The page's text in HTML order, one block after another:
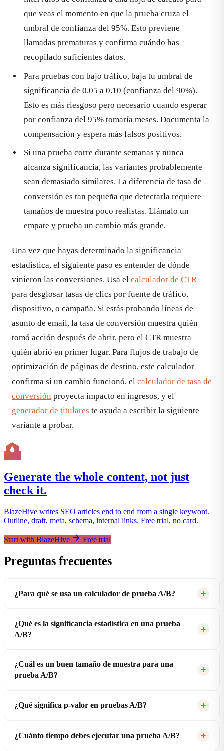
que veas el momento en que la prueba cruza el
umbral de confianza del 95%. Esto previene
llamadas prematuras y confirma cuándo has
recopilado suficientes datos.
Para pruebas con bajo tráfico, baja tu umbral de
significancia de 0.05 a 0.10 (confianza del 90%).
Esto es más riesgoso pero necesario cuando esperar
por confianza del 95% tomaría meses. Documenta la
compensación y espera más falsos positivos.
Si una prueba corre durante semanas y nunca
alcanza significancia, las variantes probablemente
sean demasiado similares. La diferencia de tasa de
conversión es tan pequeña que detectarla requiere
tamaños de muestra poco realistas. Llámalo un
empate y prueba un cambio más grande.
Una vez que hayas determinado la significancia
estadística, el siguiente paso es entender de dónde
vinieron las conversiones. Usa el calculador de CTR
para desglosar tasas de clics por fuente de tráfico,
dispositivo, o campaña. Si estás probando líneas de
asunto de email, la tasa de conversión muestra quién
tomó acción después de abrir, pero el CTR muestra
quién abrió en primer lugar. Para flujos de trabajo de
optimización de páginas de destino, este calculador
confirma si un cambio funcionó, el calculador de tasa de
conversión proyecta impacto en ingresos, y el
generador de titulares te ayuda a escribir la siguiente
variante a probar.
Generate the whole content, not just
check it.
BlazeHive writes SEO articles end to end from a single keyword.
Outline, draft, meta, schema, internal links. Free trial, no card.
Start with BlazeHive Free trial
Preguntas frecuentes
¿Para qué se usa un calculador de prueba A/B?
¿Qué es la significancia estadística en una prueba
A/B?
¿Cuál es un buen tamaño de muestra para una
prueba A/B?
¿Qué significa p-valor en pruebas A/B?
¿Cuánto tiempo debes ejecutar una prueba A/B?